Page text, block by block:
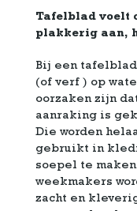
Tafelblad voelt
plakkerig aan,
Bij een
(of verf ) op
oorzaken zijn
aanraking is
Die worden
gebruikt in
soepel te
weekmakers
zacht en